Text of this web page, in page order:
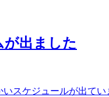
出ました
スケジュールが出て